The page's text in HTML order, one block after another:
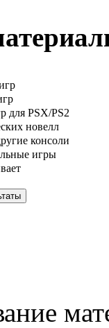
для PSX/PS2
новелл
консоли
игры